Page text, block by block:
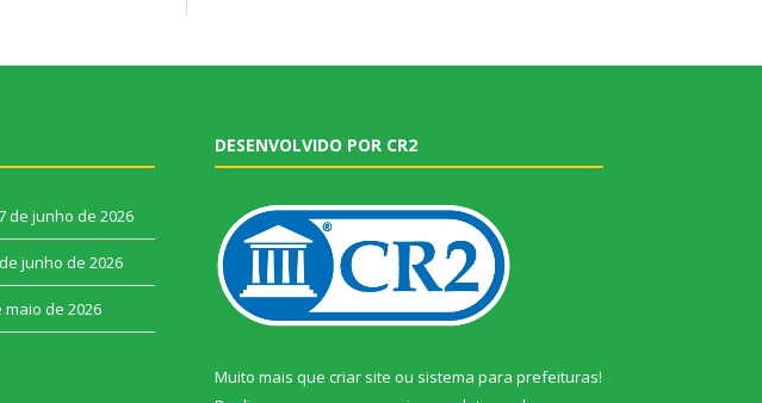
de junho de 2026
junho de 2026
maio de 2026
DESENVOLVIDO POR CR2
Muito mais que criar site ou sistema para prefeituras!